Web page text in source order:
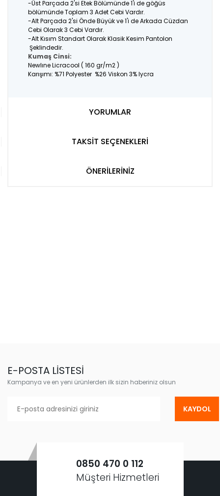
-Üst Parçada 2'si Etek Bölümünde 1'i de göğüs
bölümünde Toplam 3 Adet Cebi Vardır.
-Alt Parçada 2'si Önde Büyük ve 1'i de Arkada Cüzdan
Cebi Olarak 3 Cebi Vardır.
-Alt Kısım Standart Olarak Klasik Kesim Pantolon
Şeklindedir.
Kumaş Cinsi:
Newlıne Licracool ( 160 gr/m2 )
Karışımı: %71 Polyester %26 Viskon 3% lycra
YORUMLAR
TAKSİT SEÇENEKLERİ
ÖNERİLERİNİZ
E-POSTA LİSTESİ
Kampanya ve en yeni ürünlerden ilk sizin haberiniz olsun
KAYDOL
0850 470 0 112
Müşteri Hizmetleri